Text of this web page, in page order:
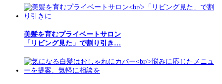
美髪を育むプライベートサロン
「リビング見た」で割り引き…